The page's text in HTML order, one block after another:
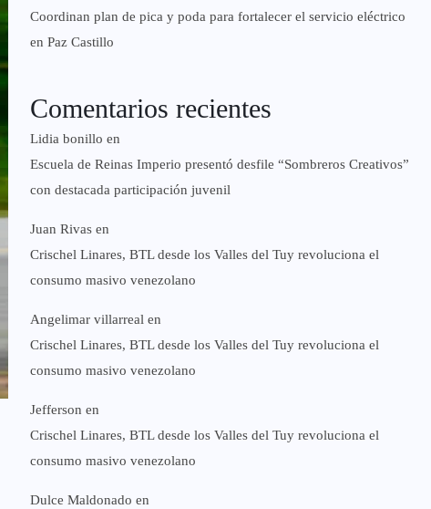
Coordinan plan de pica y poda para fortalecer el servicio eléctrico
en Paz Castillo
Comentarios recientes
Lidia bonillo en
Escuela de Reinas Imperio presentó desfile “Sombreros Creativos”
con destacada participación juvenil
Juan Rivas en
Crischel Linares, BTL desde los Valles del Tuy revoluciona el
consumo masivo venezolano
Angelimar villarreal en
Crischel Linares, BTL desde los Valles del Tuy revoluciona el
consumo masivo venezolano
Jefferson en
Crischel Linares, BTL desde los Valles del Tuy revoluciona el
consumo masivo venezolano
Dulce Maldonado en